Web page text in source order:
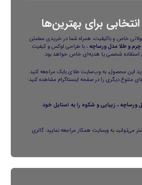
برای بهترین‌ها
خاص و باکیفیت، همراه شما در خریدی مطمئن
چرم و طلا مدل ورساچه، با طراحی لوکس و کیفیت
استفاده شخصی یا هدیه‌ای خاص خواهد بود.
این محصول، به وب‌سایتطلای بابک مراجعه کنید.
متنوع دیگری را در صفحه اینستاگرام مشاهده کنید:
ورساچه ، زیبایی و شکوه را به استایل خود
می‌توانید به وبسایت همکار مراجعه نمایید:گالری